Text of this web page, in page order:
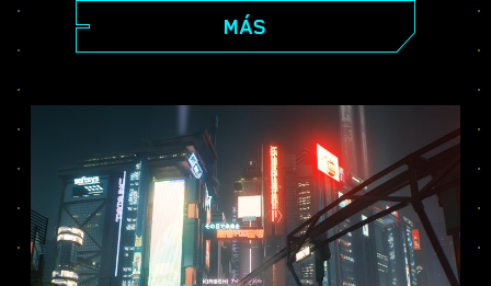
tus decisiones darán forma a la historia y a
las personas que te rodean. Realiza todo
tipo de encargos para prosperar desde
mientras descubres los misterios que
envuelven al valiosísimo implante con el
que todo el mundo quiere hacerse.
MÁS